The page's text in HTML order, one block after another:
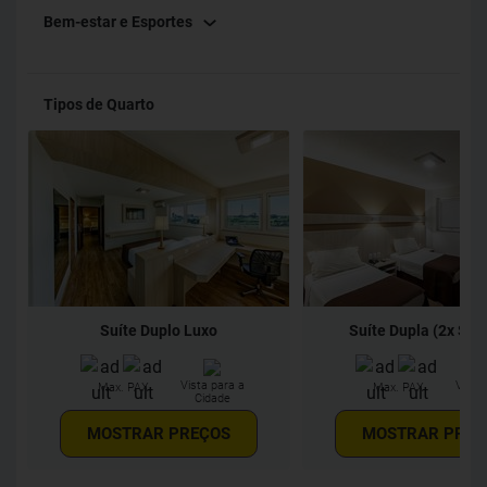
Bem-estar e Esportes
Tipos de Quarto
Suíte Duplo Luxo
Max. PAX
Vista para a
Cidade
MOSTRAR PREÇOS
Suíte Dupla (2x
Max. PAX
Vista
MOSTRAR